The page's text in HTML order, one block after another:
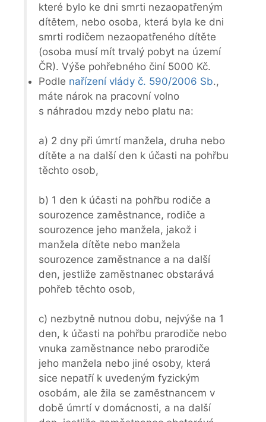
které bylo ke dni smrti nezaopatřeným
dítětem, nebo osoba, která byla ke dni
smrti rodičem nezaopatřeného dítěte
(osoba musí mít trvalý pobyt na území
ČR). Výše pohřebného činí 5000 Kč.
Podle nařízení vlády č. 590/2006 Sb.,
máte nárok na pracovní volno
s náhradou mzdy nebo platu na:
a) 2 dny při úmrtí manžela, druha nebo
dítěte a na další den k účasti na pohřbu
těchto osob,
b) 1 den k účasti na pohřbu rodiče a
sourozence zaměstnance, rodiče a
sourozence jeho manžela, jakož i
manžela dítěte nebo manžela
sourozence zaměstnance a na další
den, jestliže zaměstnanec obstarává
pohřeb těchto osob,
c) nezbytně nutnou dobu, nejvýše na 1
den, k účasti na pohřbu prarodiče nebo
vnuka zaměstnance nebo prarodiče
jeho manžela nebo jiné osoby, která
sice nepatří k uvedeným fyzickým
osobám, ale žila se zaměstnancem v
době úmrtí v domácnosti, a na další